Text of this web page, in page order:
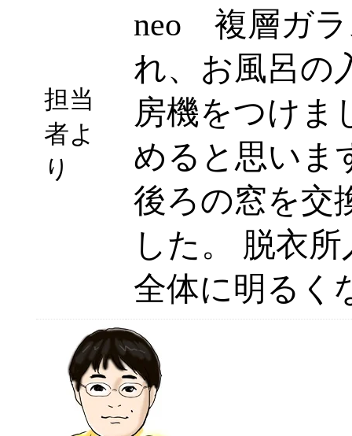
担当
者よ
り
neo 複層ガラ
れ、お風呂の
房機をつけま
めると思いま
後ろの窓を交
した。 脱衣
全体に明るく